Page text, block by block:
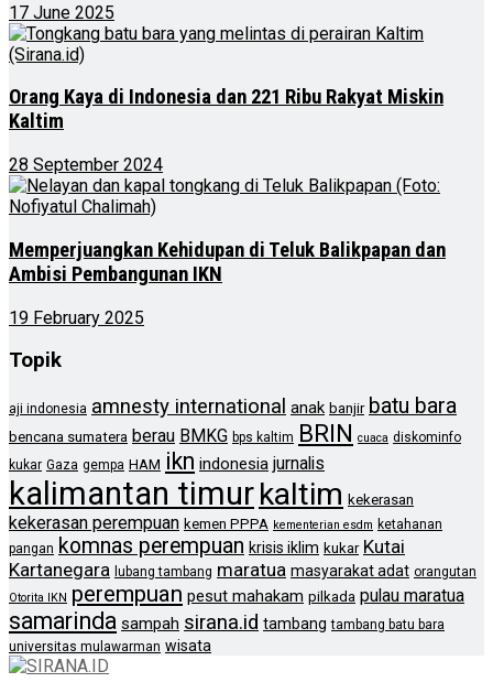
17 June 2025
Orang Kaya di Indonesia dan 221 Ribu Rakyat Miskin
Kaltim
28 September 2024
Memperjuangkan Kehidupan di Teluk Balikpapan dan
Ambisi Pembangunan IKN
19 February 2025
Topik
aji indonesia amnesty international anak banjir batu bara
bencana sumatera berau BMKG bps kaltim BRIN cuaca diskominfo
kukar Gaza gempa HAM ikn indonesia jurnalis
kalimantan timurkaltim kekerasan
kekerasan perempuan kemen PPPA kementerian esdm ketahanan
pangan komnas perempuan krisis iklim kukar Kutai
Kartanegara lubang tambang maratua masyarakat adat orangutan
Otorita IKN perempuan pesut mahakam pilkada pulau maratua
samarinda sampah sirana.id tambang tambang batu bara
universitas mulawarman wisata